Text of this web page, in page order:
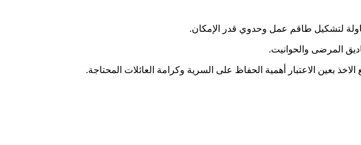
لتشكيل طاقم عمل وحدوي قدر الإمكان.
المرضى والحوانيت.
بعين الاعتبار أهمية الحفاظ على السرية وكرامة العائلات المحتاجة.